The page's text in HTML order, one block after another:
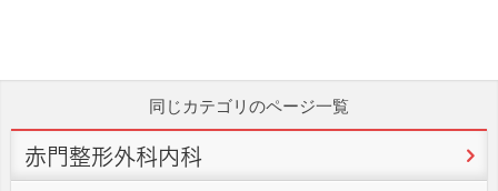
同じカテゴリのページ一覧
赤門整形外科内科